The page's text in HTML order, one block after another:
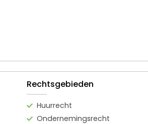
Rechtsgebieden
Huurrecht
Ondernemingsrecht